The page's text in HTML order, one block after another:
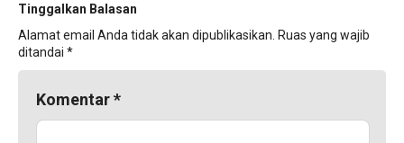
Tinggalkan Balasan
Alamat email Anda tidak akan dipublikasikan. Ruas yang wajib
ditandai *
Komentar*